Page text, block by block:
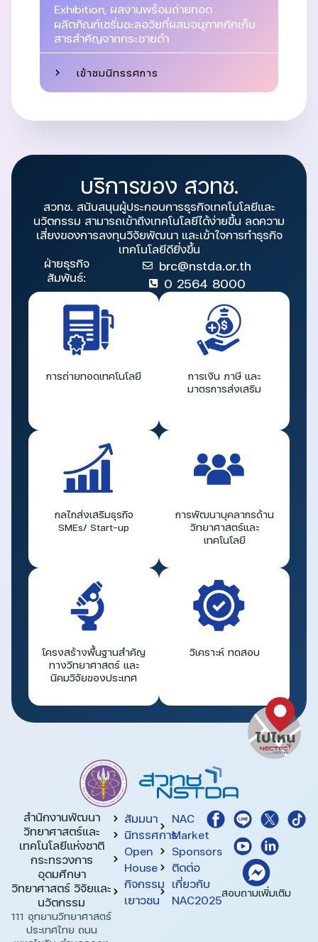
Exhibition, ผลงานพร้อมถ่ายทอด
ผลิตภัณฑ์เซรั่มชะลอวัยที่ผสมอนุภาคกักเก็บ
สารสำคัญจากกระชายดำ
เข้าชมนิทรรศการ
บริการของ สวทช.
สวทช. สนับสนุนผู้ประกอบการธุรกิจเทคโนโลยีและ
นวัตกรรม สามารถเข้าถึงเทคโนโลยีได้ง่ายขึ้น ลดความ
เสี่ยงของการลงทุนวิจัยพัฒนา และเข้าใจการทำธุรกิจ
เทคโนโลยีดียิ่งขึ้น
ฝ่ายธุรกิจ
สัมพันธ์:
brc@nstda.or.th
0 2564 8000
การถ่ายทอดเทคโนโลยี
การเงิน ภาษี และ
มาตรการส่งเสริม
กลไกส่งเสริมธุรกิจ
SMEs/ Start-up
การพัฒนาบุคลากรด้าน
วิทยาศาสตร์และ
เทคโนโลยี
โครงสร้างพื้นฐานสำคัญ
ทางวิทยาศาสตร์ และ
นิคมวิจัยของประเทศ
วิเคราะห์ ทดสอบ
สำนักงานพัฒนา
วิทยาศาสตร์และ
เทคโนโลยีแห่งชาติ​
กระทรวงการ
อุดมศึกษา
วิทยาศาสตร์ วิจัยและ
นวัตกรรม
111 อุทยานวิทยาศาสตร์
ประเทศไทย ถนน
สัมมนา
นิทรรศการ
Open
House
กิจกรรม
เยาวชน
NAC
Market
Sponsors
ติดต่อ
เกี่ยวกับ
NAC2025สอบถามเพิ่มเติม